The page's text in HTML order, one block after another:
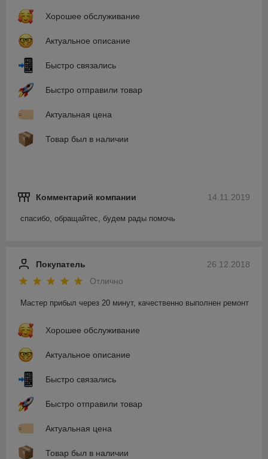
Хорошее обслуживание
Актуальное описание
Быстро связались
Быстро отправили товар
Актуальная цена
Товар был в наличии
14.11.2019
Комментарий компании
спасибо, обращайтес, будем рады помочь
26.12.2018
Покупатель
Отлично
Мастер прибыл через 20 минут, качественно выполнен ремонт
Хорошее обслуживание
Актуальное описание
Быстро связались
Быстро отправили товар
Актуальная цена
Товар был в наличии